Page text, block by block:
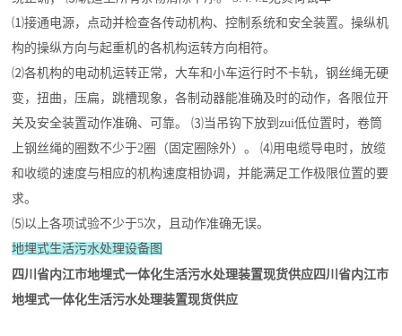
⑴接通电源，点动并检查各传动机构、控制系统和安全装置。操纵机
构的操纵方向与起重机的各机构运转方向相符。
⑵各机构的电动机运转正常，大车和小车运行时不卡轨，钢丝绳无硬
变，扭曲，压扁，跳槽现象，各制动器能准确及时的动作，各限位开
关及安全装置动作准确、可靠。 ⑶当吊钩下放到zui低位置时，卷筒
上钢丝绳的圈数不少于2圈（固定圈除外）。 ⑷用电缆导电时，放缆
和收缆的速度与相应的机构速度相协调，并能满足工作极限位置的要
求。
⑸以上各项试验不少于5次，且动作准确无误。
地埋式生活污水处理设备图
四川省内江市地埋式一体化生活污水处理装置现货供应四川省内江市
地埋式一体化生活污水处理装置现货供应